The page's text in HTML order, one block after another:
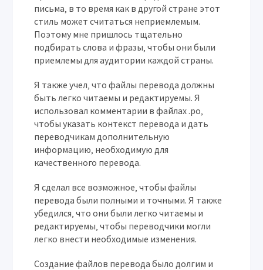
письма‚ в то время как в другой стране этот
стиль может считаться неприемлемым.
Поэтому мне пришлось тщательно
подбирать слова и фразы‚ чтобы они были
приемлемы для аудитории каждой страны.
Я также учел‚ что файлы перевода должны
быть легко читаемы и редактируемы. Я
использовал комментарии в файлах .po‚
чтобы указать контекст перевода и дать
переводчикам дополнительную
информацию‚ необходимую для
качественного перевода.
Я сделал все возможное‚ чтобы файлы
перевода были полными и точными. Я также
убедился‚ что они были легко читаемы и
редактируемы‚ чтобы переводчики могли
легко внести необходимые изменения.
Создание файлов перевода было долгим и